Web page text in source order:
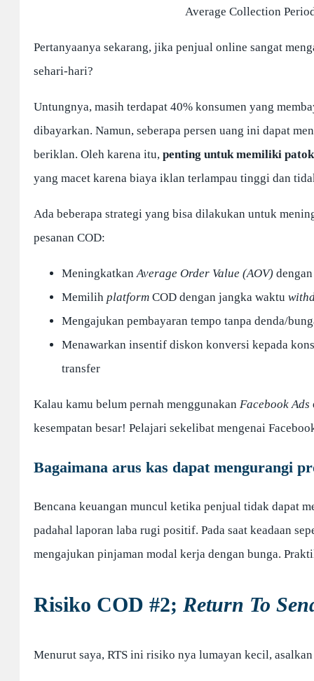
Average Collection
Pertanyaanya sekarang, jika penjual online sangat
sehari-hari?
Untungnya, masih terdapat 40% konsumen yang
dibayarkan. Namun, seberapa persen uang ini dapat
beriklan. Oleh karena itu, penting untuk memiliki
yang macet karena biaya iklan terlampau tinggi dan
Ada beberapa strategi yang bisa dilakukan untuk
pesanan COD:
MeningkatkanAverage Order Value (AOV)
Memilih platform COD dengan jangka waktu
Mengajukan pembayaran tempo tanpa denda/
Menawarkan insentif diskon konversi kepada
transfer
Kalau kamu belum pernah menggunakan Facebook Ads
kesempatan besar! Pelajari sekelibat mengenai
Bagaimana arus kas dapat mengurangi
Bencana keuangan muncul ketika penjual tidak dapat
padahal laporan laba rugi positif. Pada saat keadaan
mengajukan pinjaman modal kerja dengan bunga.
Risiko COD #2; Return To
Menurut saya, RTS ini risiko nya lumayan kecil, asalkan